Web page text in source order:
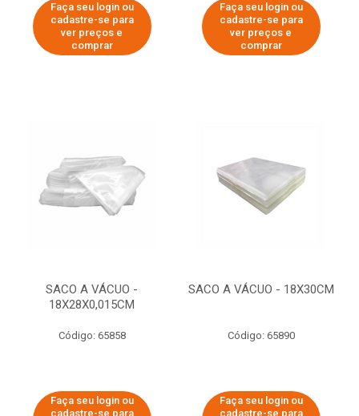
Faça seu login ou
cadastre-se para
ver preços e
comprar
Faça seu login ou
cadastre-se para
ver preços e
comprar
SACO A VÁCUO -
18X28X0,015CM
Código: 65858
Faça seu login ou
cadastre-se para
SACO A VÁCUO - 18X30CM
Código: 65890
Faça seu login ou
cadastre-se para